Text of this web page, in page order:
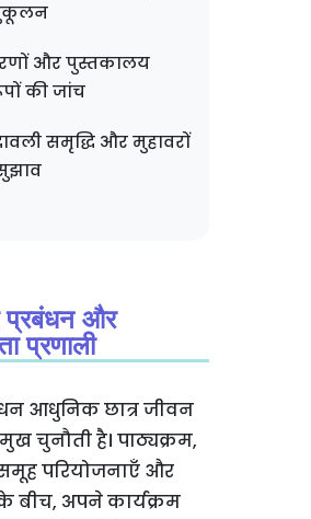
और पुस्तकालय
की जांच
समृद्धि और मुहावरों
और
प्रणाली
आधुनिक छात्र जीवन
चुनौती है। पाठ्यक्रम,
परियोजनाएँ और
बीच, अपने कार्यक्रम